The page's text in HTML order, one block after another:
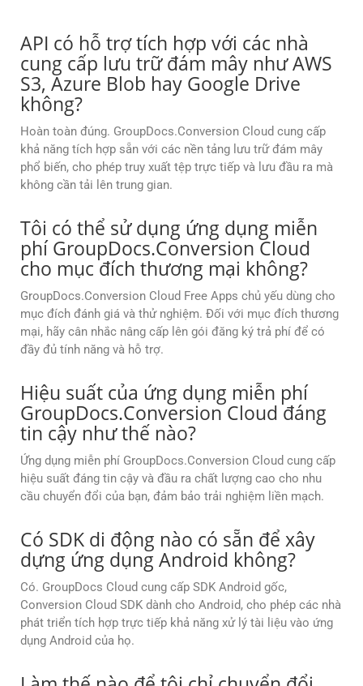
API có hỗ trợ tích hợp với các nhà
cung cấp lưu trữ đám mây như AWS
S3, Azure Blob hay Google Drive
không?
Hoàn toàn đúng. GroupDocs.Conversion Cloud cung cấp
khả năng tích hợp sẵn với các nền tảng lưu trữ đám mây
phổ biến, cho phép truy xuất tệp trực tiếp và lưu đầu ra mà
không cần tải lên trung gian.
Tôi có thể sử dụng ứng dụng miễn
phí GroupDocs.Conversion Cloud
cho mục đích thương mại không?
GroupDocs.Conversion Cloud Free Apps chủ yếu dùng cho
mục đích đánh giá và thử nghiệm. Đối với mục đích thương
mại, hãy cân nhắc nâng cấp lên gói đăng ký trả phí để có
đầy đủ tính năng và hỗ trợ.
Hiệu suất của ứng dụng miễn phí
GroupDocs.Conversion Cloud đáng
tin cậy như thế nào?
Ứng dụng miễn phí GroupDocs.Conversion Cloud cung cấp
hiệu suất đáng tin cậy và đầu ra chất lượng cao cho nhu
cầu chuyển đổi của bạn, đảm bảo trải nghiệm liền mạch.
Có SDK di động nào có sẵn để xây
dựng ứng dụng Android không?
Có. GroupDocs Cloud cung cấp SDK Android gốc,
Conversion Cloud SDK dành cho Android, cho phép các nhà
phát triển tích hợp trực tiếp khả năng xử lý tài liệu vào ứng
dụng Android của họ.